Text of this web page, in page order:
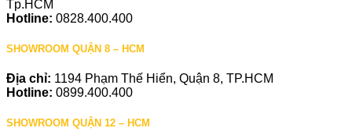
Tp.HCM
Hotline: 0828.400.400
SHOWROOM QUẬN 8 – HCM
Địa chỉ: 1194 Phạm Thế Hiển, Quận 8, TP.HCM
Hotline: 0899.400.400
SHOWROOM QUẬN 12 – HCM